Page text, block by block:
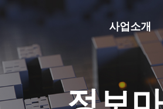
사업소개